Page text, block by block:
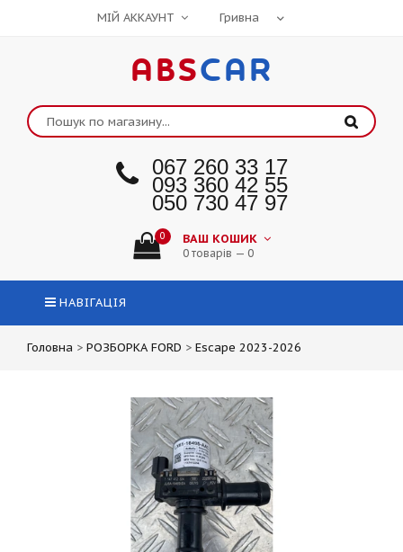
МІЙ АККАУНТ
ABSCAR
067 260 33 17
093 360 42 55
050 730 47 97
0 ВАШ КОШИК
0 товарів — 0
НАВІГАЦІЯ
Головна > РОЗБОРКА FORD > Escape 2023-2026